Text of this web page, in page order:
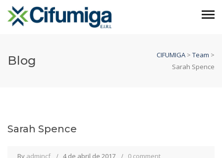
Blog CIFUMIGA > Team >
Sarah Spence
Sarah Spence
By admincf 4 de abril de 2017 0 comment